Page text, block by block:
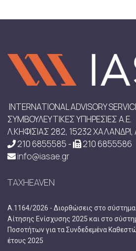
INTERNATIONAL ADVISORY
ΣΥΜΒΟΥΛΕΥΤΙΚΕΣ ΥΠΗΡΕΣΙΕΣ Α.Ε.
Λ.ΚΗΦΙΣΙΑΣ 282, 15232
210 6855585 -
210 6855586
info@iasae.gr
TAXHEAVEN
Α.1164/2026 - Διορθώσεις στο σύστημα
Αίτησης Ενίσχυσης 2025 και στο
Ποσοτήτων για τα Συνδεδεμένα
έτους 2025